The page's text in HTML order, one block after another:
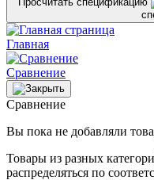
Главная
Сравнение
Сравнение
Вы пока не добавляли
Товары из разных
распределяться по